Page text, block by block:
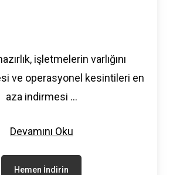
işletmelerin varlığını
ve operasyonel kesintileri en
aza indirmesi ...
Devamını Oku
Hemen İndirin